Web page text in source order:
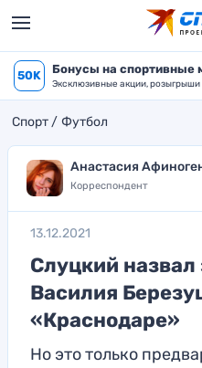
50K Бонусы на спортивные
Эксклюзивные акции, розыгрыши
Спорт Футбол
Анастасия
Корреспондент
13.12.2021
Слуцкий назвал
Василия
«Краснодаре»
Но это только